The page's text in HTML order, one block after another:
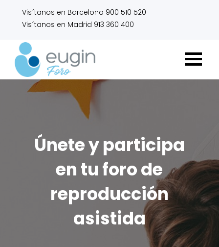
Visítanos en Barcelona 900 510 520
Visítanos en Madrid 913 360 400
Únete y participa
en tu foro de
reproducción
asistida